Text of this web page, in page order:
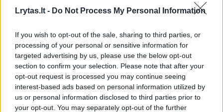
Lrytas.lt - Do Not Process My Personal Information
If you wish to opt-out of the sale, sharing to third parties, or
processing of your personal or sensitive information for
targeted advertising by us, please use the below opt-out
section to confirm your selection. Please note that after your
opt-out request is processed you may continue seeing
interest-based ads based on personal information utilized by
us or personal information disclosed to third parties prior to
your opt-out. You may separately opt-out of the further
dar sieks 30 laipsnių
Visi įrašai
Žiūrimiausi įrašai